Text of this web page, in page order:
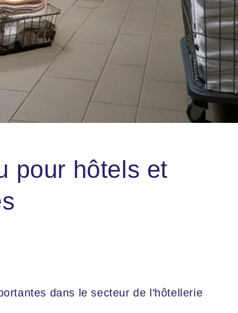
pour hôtels et
dans le secteur de l'hôtellerie